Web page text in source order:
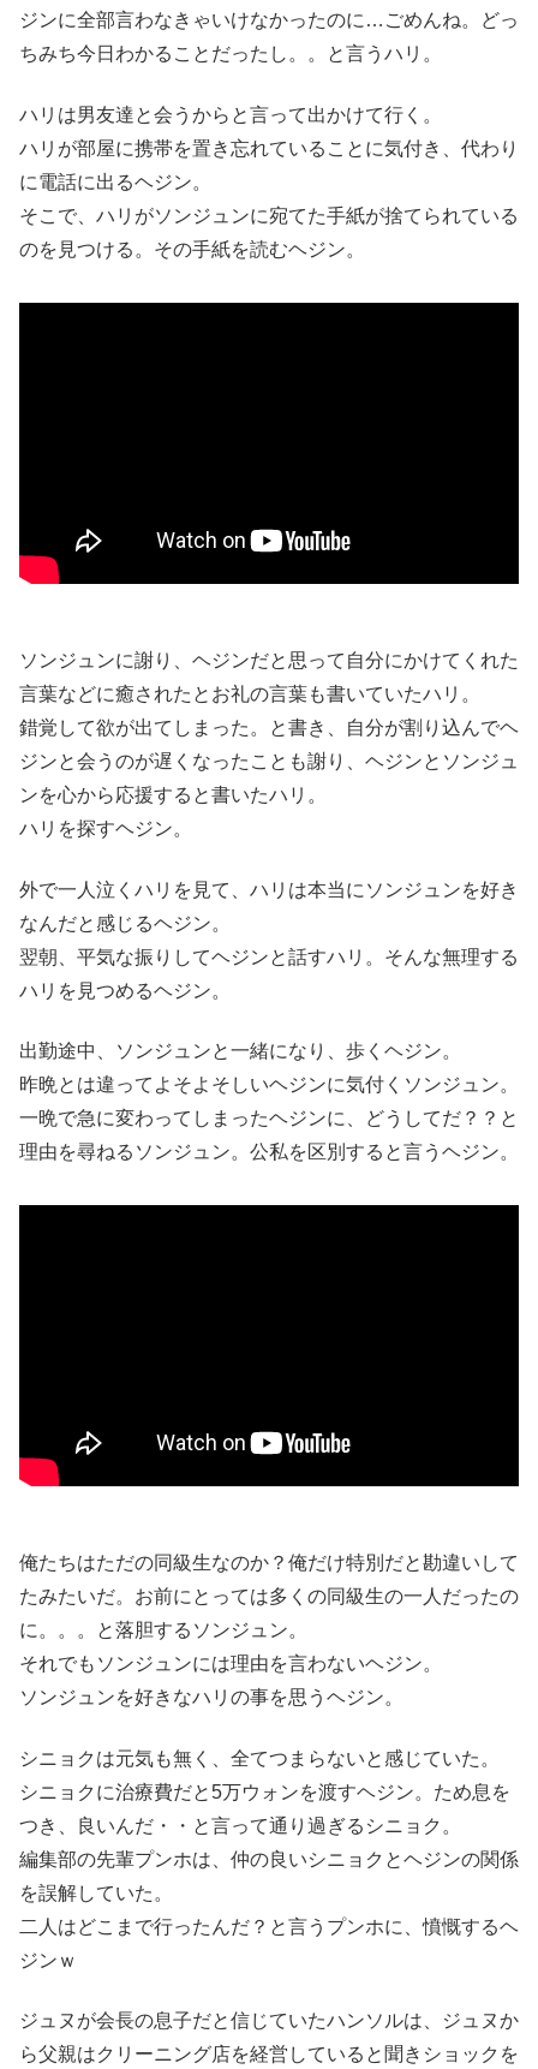
ジンに全部言わなきゃいけなかったのに…ごめんね。どっ
ちみち今日わかることだったし。。と言うハリ。
ハリは男友達と会うからと言って出かけて行く。
ハリが部屋に携帯を置き忘れていることに気付き、代わり
に電話に出るヘジン。
そこで、ハリがソンジュンに宛てた手紙が捨てられている
のを見つける。その手紙を読むヘジン。
ソンジュンに謝り、ヘジンだと思って自分にかけてくれた
言葉などに癒されたとお礼の言葉も書いていたハリ。
錯覚して欲が出てしまった。と書き、自分が割り込んでヘ
ジンと会うのが遅くなったことも謝り、ヘジンとソンジュ
ンを心から応援すると書いたハリ。
ハリを探すヘジン。
外で一人泣くハリを見て、ハリは本当にソンジュンを好き
なんだと感じるヘジン。
翌朝、平気な振りしてヘジンと話すハリ。そんな無理する
ハリを見つめるヘジン。
出勤途中、ソンジュンと一緒になり、歩くヘジン。
昨晩とは違ってよそよそしいヘジンに気付くソンジュン。
一晩で急に変わってしまったヘジンに、どうしてだ？？と
理由を尋ねるソンジュン。公私を区別すると言うヘジン。
俺たちはただの同級生なのか？俺だけ特別だと勘違いして
たみたいだ。お前にとっては多くの同級生の一人だったの
に。。。と落胆するソンジュン。
それでもソンジュンには理由を言わないヘジン。
ソンジュンを好きなハリの事を思うヘジン。
シニョクは元気も無く、全てつまらないと感じていた。
シニョクに治療費だと5万ウォンを渡すヘジン。ため息を
つき、良いんだ・・と言って通り過ぎるシニョク。
編集部の先輩プンホは、仲の良いシニョクとヘジンの関係
を誤解していた。
二人はどこまで行ったんだ？と言うプンホに、憤慨するヘ
ジンｗ
ジュヌが会長の息子だと信じていたハンソルは、ジュヌか
ら父親はクリーニング店を経営していると聞きショックを